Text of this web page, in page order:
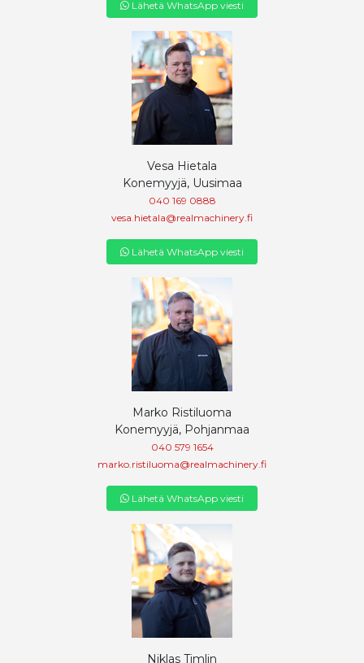
Lähetä WhatsApp viesti
Vesa Hietala
Konemyyjä, Uusimaa
040 169 0888
vesa.hietala@realmachinery.fi
Lähetä WhatsApp viesti
Marko Ristiluoma
Konemyyjä, Pohjanmaa
040 579 1654
marko.ristiluoma@realmachinery.fi
Lähetä WhatsApp viesti
Niklas Timlin